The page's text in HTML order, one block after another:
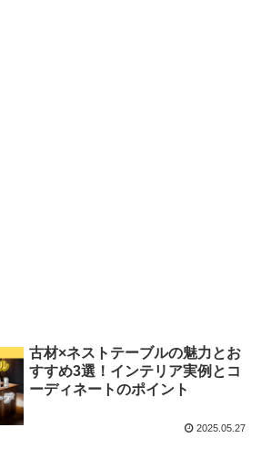
古材×ネストテーブルの魅力とお
すすめ3選！インテリア実例とコ
ーディネートのポイント
2025.05.27